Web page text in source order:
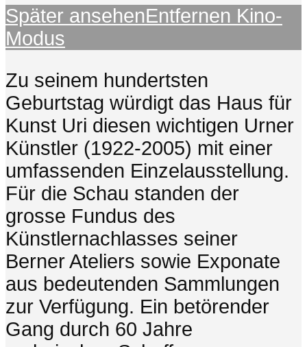
Später ansehenEntfernen Kino-
Modus
Zu seinem hundertsten
Geburtstag würdigt das Haus für
Kunst Uri diesen wichtigen Urner
Künstler (1922-2005) mit einer
umfassenden Einzelausstellung.
Für die Schau standen der
grosse Fundus des
Künstlernachlasses seiner
Berner Ateliers sowie Exponate
aus bedeutenden Sammlungen
zur Verfügung. Ein betörender
Gang durch 60 Jahre